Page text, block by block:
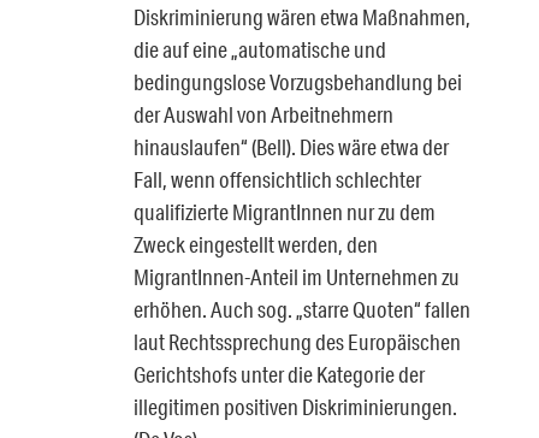
Diskriminierung wären etwa Maßnahmen,
die auf eine „automatische und
bedingungslose Vorzugsbehandlung bei
der Auswahl von Arbeitnehmern
hinauslaufen“ (Bell). Dies wäre etwa der
Fall, wenn offensichtlich schlechter
qualifizierte MigrantInnen nur zu dem
Zweck eingestellt werden, den
MigrantInnen-Anteil im Unternehmen zu
erhöhen. Auch sog. „starre Quoten“ fallen
laut Rechtssprechung des Europäischen
Gerichtshofs unter die Kategorie der
illegitimen positiven Diskriminierungen.